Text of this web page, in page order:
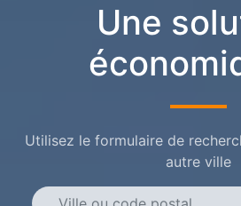
Une
Utilisez le formulaire de
autre ville